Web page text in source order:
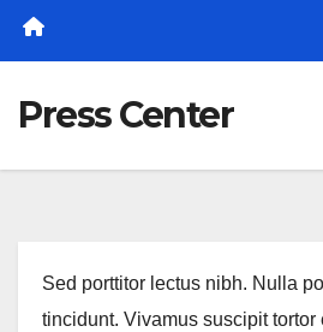
Press Center
Sed porttitor lectus nibh. Nulla
tincidunt. Vivamus suscipit tortor